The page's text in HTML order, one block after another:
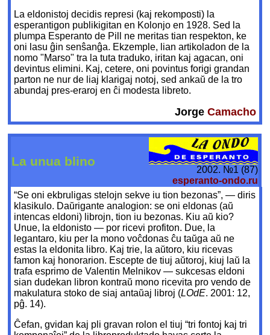
La eldonistoj decidis represi (kaj rekomposti) la
esperantigon publikigitan en Kolonjo en 1928. Sed la
plumpa Esperanto de Pill ne meritas tian respekton, ke
oni lasu ĝin senŝanĝa. Ekzemple, lian artikoladon de la
nomo "Marso" tra la tuta traduko, iritan kaj agacan, oni
devintus elimini. Kaj, cetere, oni povintus forigi grandan
parton ne nur de liaj klarigaj notoj, sed ankaŭ de la tro
abundaj pres-eraroj en ĉi modesta libreto.
Jorge Camacho
La unua blino
2002. №1 (87)
esperanto-ondo.ru
“Se oni ekbruligas stelojn sekve iu tion bezonas”, — diris
klasikulo. Daŭrigante analogion: se oni eldonas (aŭ
intencas eldoni) librojn, tion iu bezonas. Kiu aŭ kio?
Unue, la eldonisto — por ricevi profiton. Due, la
legantaro, kiu per la mono voĉdonas ĉu taŭga aŭ ne
estas la eldonita libro. Kaj trie, la aŭtoro, kiu ricevas
famon kaj honorarion. Escepte de tiuj aŭtoroj, kiuj laŭ la
trafa esprimo de Valentin Melnikov — sukcesas eldoni
sian dudekan libron kontraŭ mono ricevita pro vendo de
makulatura stoko de siaj antaŭaj libroj (LOdE. 2001: 12,
pĝ. 14).
Ĉefan, gvidan kaj pli gravan rolon el tiuj “tri fontoj kaj tri